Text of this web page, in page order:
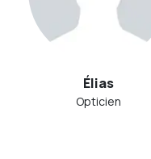
Élias
Opticien